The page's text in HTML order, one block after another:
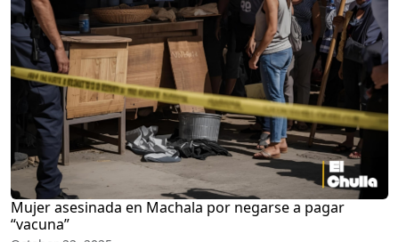
Mujer asesinada en Machala por negarse a pagar
“vacuna”